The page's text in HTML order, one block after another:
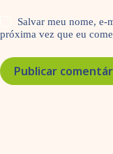
Salvar meu nome, e-
próxima vez que eu
Publicar